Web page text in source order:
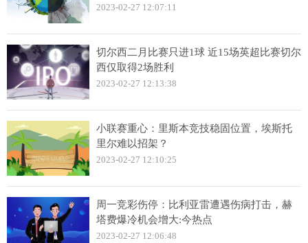
2023-02-27 12:07:11
切尔西二月比赛只进1球 近15场英超比赛切尔
西仅取得2场胜利
2023-02-27 12:13:38
小联赛重心：里斯本竞技稳固位置，埃斯托
里尔难以招架？
2023-02-27 12:10:25
周一竞彩伤停：比利亚雷遭遇伤病打击，赫
塔费爆冷机会增大:今热点
2023-02-27 12:06:48